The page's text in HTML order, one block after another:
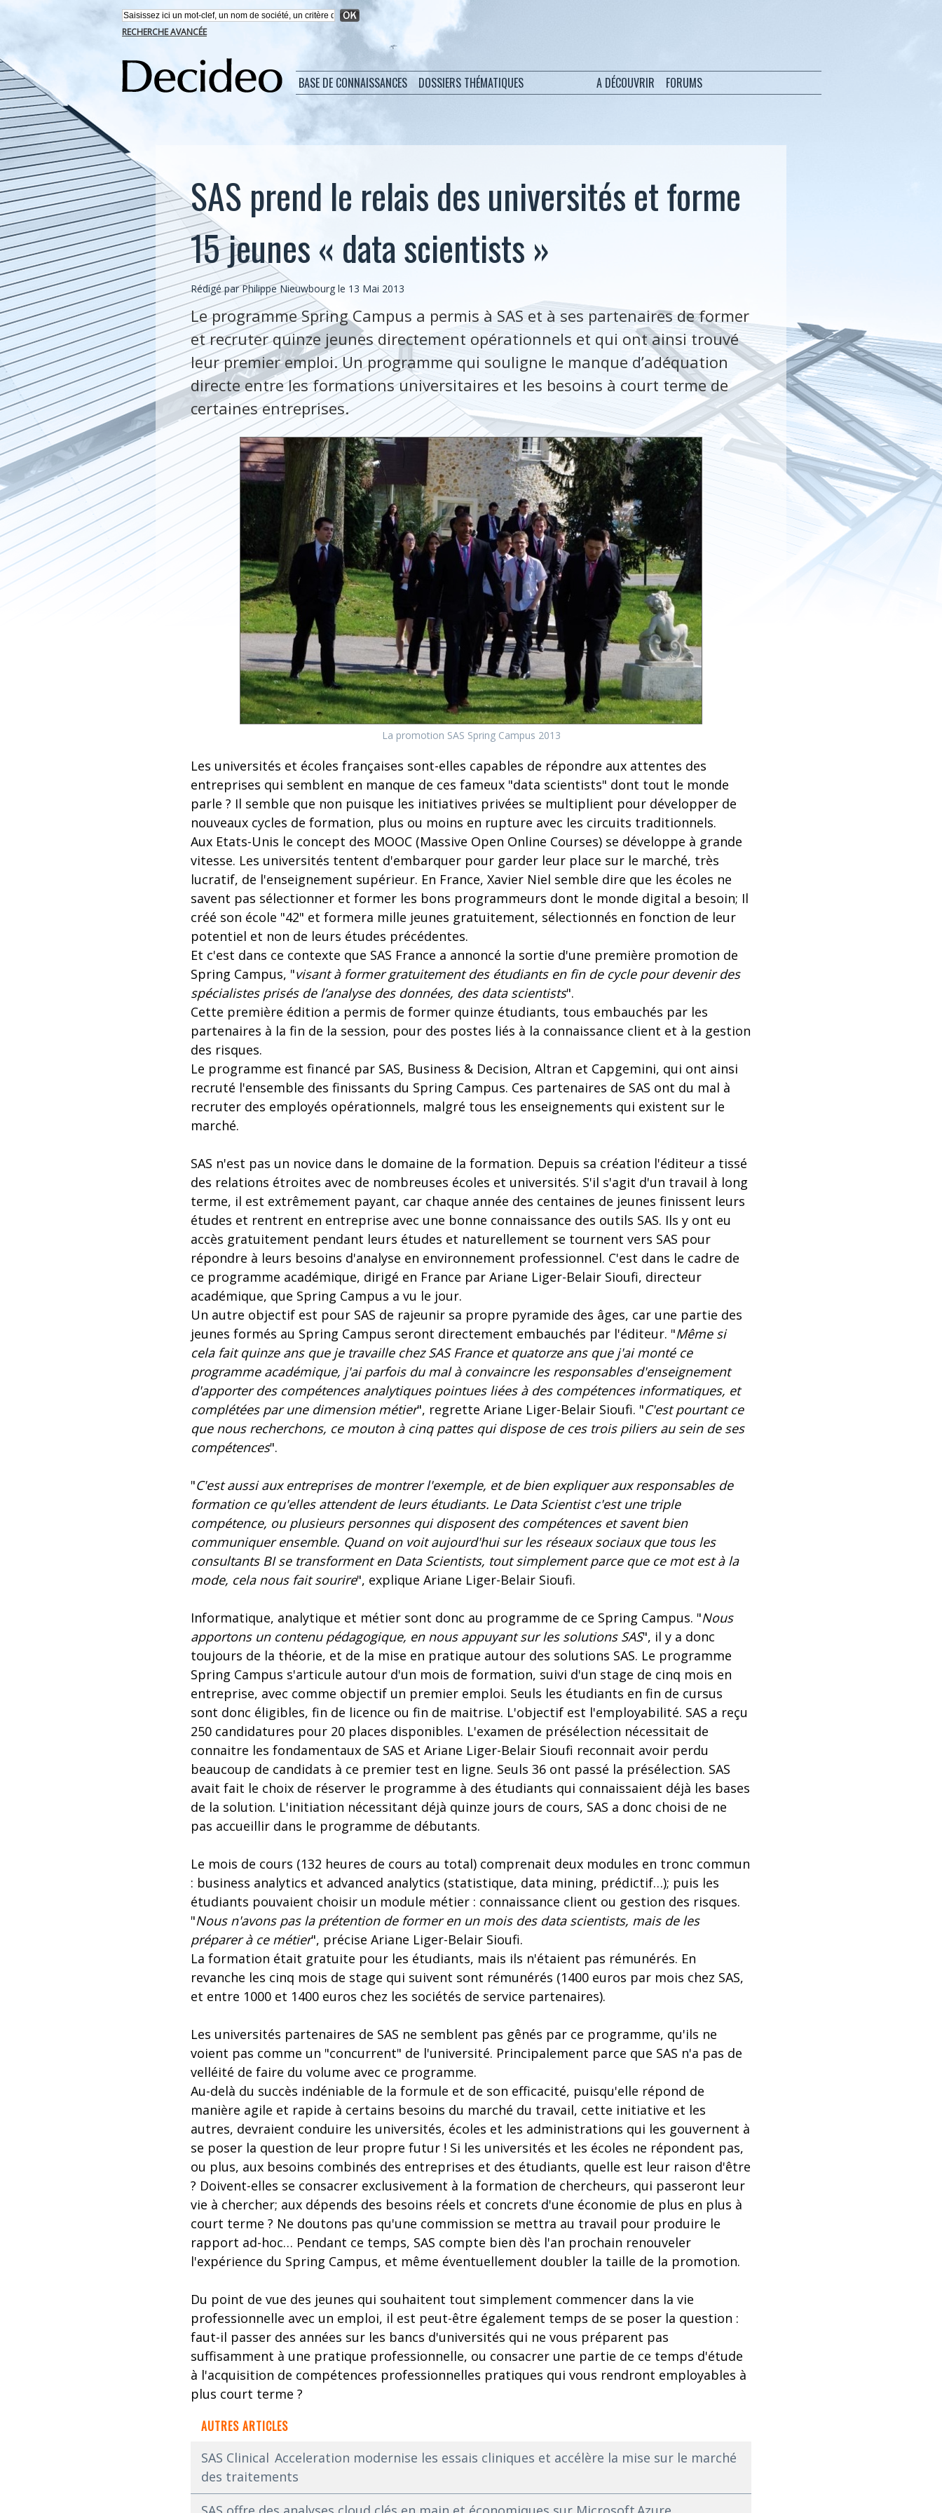
RECHERCHE AVANCÉE
BASE DE CONNAISSANCES DOSSIERS THÉMATIQUES A DÉCOUVRIR FORUMS
SAS prend le relais des universités et forme
15 jeunes « data scientists »
Rédigé parPhilippe Nieuwbourgle 13 Mai 2013
Le programme Spring Campus a permis à SAS et à ses partenaires de former
et recruter quinze jeunes directement opérationnels et qui ont ainsi trouvé
leur premier emploi. Un programme qui souligne le manque d’adéquation
directe entre les formations universitaires et les besoins à court terme de
certaines entreprises.
La promotion SAS Spring Campus 2013
Les universités et écoles françaises sont-elles capables de répondre aux attentes des
entreprises qui semblent en manque de ces fameux "data scientists" dont tout le monde
parle ? Il semble que non puisque les initiatives privées se multiplient pour développer de
nouveaux cycles de formation, plus ou moins en rupture avec les circuits traditionnels.
Aux Etats-Unis le concept des MOOC (Massive Open Online Courses) se développe à grande
vitesse. Les universités tentent d'embarquer pour garder leur place sur le marché, très
lucratif, de l'enseignement supérieur. En France, Xavier Niel semble dire que les écoles ne
savent pas sélectionner et former les bons programmeurs dont le monde digital a besoin; Il
créé son école "42" et formera mille jeunes gratuitement, sélectionnés en fonction de leur
potentiel et non de leurs études précédentes.
Et c'est dans ce contexte que SAS France a annoncé la sortie d'une première promotion de
Spring Campus, "visant à former gratuitement des étudiants en fin de cycle pour devenir des
spécialistes prisés de l’analyse des données, des data scientists".
Cette première édition a permis de former quinze étudiants, tous embauchés par les
partenaires à la fin de la session, pour des postes liés à la connaissance client et à la gestion
des risques.
Le programme est financé par SAS, Business & Decision, Altran et Capgemini, qui ont ainsi
recruté l'ensemble des finissants du Spring Campus. Ces partenaires de SAS ont du mal à
recruter des employés opérationnels, malgré tous les enseignements qui existent sur le
marché.
SAS n'est pas un novice dans le domaine de la formation. Depuis sa création l'éditeur a tissé
des relations étroites avec de nombreuses écoles et universités. S'il s'agit d'un travail à long
terme, il est extrêmement payant, car chaque année des centaines de jeunes finissent leurs
études et rentrent en entreprise avec une bonne connaissance des outils SAS. Ils y ont eu
accès gratuitement pendant leurs études et naturellement se tournent vers SAS pour
répondre à leurs besoins d'analyse en environnement professionnel. C'est dans le cadre de
ce programme académique, dirigé en France par Ariane Liger-Belair Sioufi, directeur
académique, que Spring Campus a vu le jour.
Un autre objectif est pour SAS de rajeunir sa propre pyramide des âges, car une partie des
jeunes formés au Spring Campus seront directement embauchés par l'éditeur. "Même si
cela fait quinze ans que je travaille chez SAS France et quatorze ans que j'ai monté ce
programme académique, j'ai parfois du mal à convaincre les responsables d'enseignement
d'apporter des compétences analytiques pointues liées à des compétences informatiques, et
complétées par une dimension métier", regrette Ariane Liger-Belair Sioufi. "C'est pourtant ce
que nous recherchons, ce mouton à cinq pattes qui dispose de ces trois piliers au sein de ses
compétences".
"C'est aussi aux entreprises de montrer l'exemple, et de bien expliquer aux responsables de
formation ce qu'elles attendent de leurs étudiants. Le Data Scientist c'est une triple
compétence, ou plusieurs personnes qui disposent des compétences et savent bien
communiquer ensemble. Quand on voit aujourd'hui sur les réseaux sociaux que tous les
consultants BI se transforment en Data Scientists, tout simplement parce que ce mot est à la
mode, cela nous fait sourire", explique Ariane Liger-Belair Sioufi.
Informatique, analytique et métier sont donc au programme de ce Spring Campus. "Nous
apportons un contenu pédagogique, en nous appuyant sur les solutions SAS", il y a donc
toujours de la théorie, et de la mise en pratique autour des solutions SAS. Le programme
Spring Campus s'articule autour d'un mois de formation, suivi d'un stage de cinq mois en
entreprise, avec comme objectif un premier emploi. Seuls les étudiants en fin de cursus
sont donc éligibles, fin de licence ou fin de maitrise. L'objectif est l'employabilité. SAS a reçu
250 candidatures pour 20 places disponibles. L'examen de présélection nécessitait de
connaitre les fondamentaux de SAS et Ariane Liger-Belair Sioufi reconnait avoir perdu
beaucoup de candidats à ce premier test en ligne. Seuls 36 ont passé la présélection. SAS
avait fait le choix de réserver le programme à des étudiants qui connaissaient déjà les bases
de la solution. L'initiation nécessitant déjà quinze jours de cours, SAS a donc choisi de ne
pas accueillir dans le programme de débutants.
Le mois de cours (132 heures de cours au total) comprenait deux modules en tronc commun
: business analytics et advanced analytics (statistique, data mining, prédictif…); puis les
étudiants pouvaient choisir un module métier : connaissance client ou gestion des risques.
"Nous n'avons pas la prétention de former en un mois des data scientists, mais de les
préparer à ce métier", précise Ariane Liger-Belair Sioufi.
La formation était gratuite pour les étudiants, mais ils n'étaient pas rémunérés. En
revanche les cinq mois de stage qui suivent sont rémunérés (1400 euros par mois chez SAS,
et entre 1000 et 1400 euros chez les sociétés de service partenaires).
Les universités partenaires de SAS ne semblent pas gênés par ce programme, qu'ils ne
voient pas comme un "concurrent" de l'université. Principalement parce que SAS n'a pas de
velléité de faire du volume avec ce programme.
Au-delà du succès indéniable de la formule et de son efficacité, puisqu'elle répond de
manière agile et rapide à certains besoins du marché du travail, cette initiative et les
autres, devraient conduire les universités, écoles et les administrations qui les gouvernent à
se poser la question de leur propre futur ! Si les universités et les écoles ne répondent pas,
ou plus, aux besoins combinés des entreprises et des étudiants, quelle est leur raison d'être
? Doivent-elles se consacrer exclusivement à la formation de chercheurs, qui passeront leur
vie à chercher; aux dépends des besoins réels et concrets d'une économie de plus en plus à
court terme ? Ne doutons pas qu'une commission se mettra au travail pour produire le
rapport ad-hoc… Pendant ce temps, SAS compte bien dès l'an prochain renouveler
l'expérience du Spring Campus, et même éventuellement doubler la taille de la promotion.
Du point de vue des jeunes qui souhaitent tout simplement commencer dans la vie
professionnelle avec un emploi, il est peut-être également temps de se poser la question :
faut-il passer des années sur les bancs d'universités qui ne vous préparent pas
suffisamment à une pratique professionnelle, ou consacrer une partie de ce temps d'étude
à l'acquisition de compétences professionnelles pratiques qui vous rendront employables à
plus court terme ?
AUTRES ARTICLES
SAS Clinical Acceleration modernise les essais cliniques et accélère la mise sur le marché
des traitements